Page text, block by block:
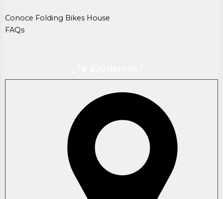
Conoce Folding Bikes House
FAQs